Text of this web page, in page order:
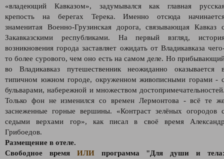
«владеющий Кавказом», задумывался как главная
крепость на берегах Терека. Именно отсюда
знаменитая Военно-Грузинская дорога, связывающая Кавказ
Закавказскими республиками. На первый взгляд,
возникновения города заставляет ожидать от Владикавказа
то более сурового, чем оно есть на самом деле. Но
во Владикавказ путешественник неожиданно оказывается
типичном южном городе, окруженном живописными горами -
бульварами, набережной и множеством
Только фон не изменился со времен Лермонтова - всё те
заснеженные горные вершины. «Контраст зелёных огородов
седыми верхами гор», как писал в своё время
Грибоедов.
Размещение в отеле.
Свободное время ИЛИпрограмма "Для души и